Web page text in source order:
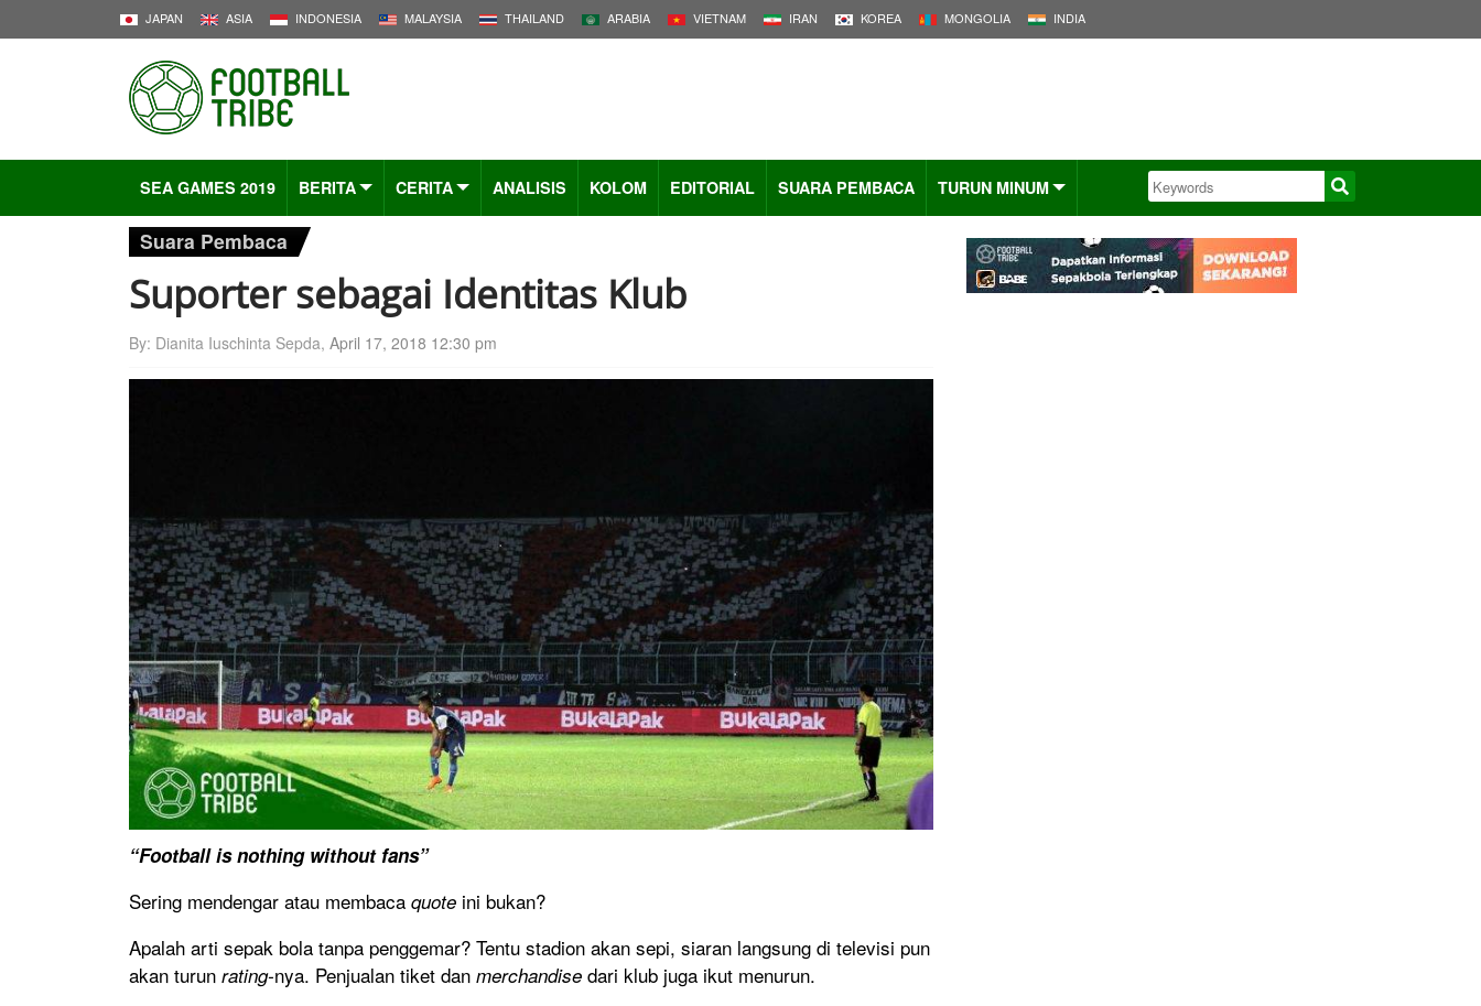
JAPAN ASIA INDONESIA MALAYSIA THAILAND ARABIA VIETNAM IRAN KOREA MONGOLIA INDIA
SEA GAMES 2019 BERITA CERITA ANALISIS KOLOM EDITORIAL SUARA PEMBACA TURUN MINUM
Suara Pembaca
Suporter sebagai Identitas Klub
By: Dianita Iuschinta Sepda, April 17, 2018 12:30 pm
“Football is nothing without fans”
Sering mendengar atau membaca quote ini bukan?
Apalah arti sepak bola tanpa penggemar? Tentu stadion akan sepi, siaran langsung di televisi pun
akan turun rating-nya. Penjualan tiket dan merchandise dari klub juga ikut menurun.